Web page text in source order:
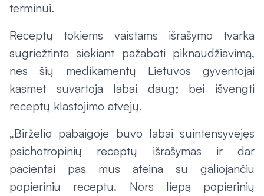
terminui.
Receptų tokiems vaistams išrašymo tvarka
sugriežtinta siekiant pažaboti piknaudžiavimą,
nes šių medikamentų Lietuvos gyventojai
kasmet suvartoja labai daug; bei išvengti
receptų klastojimo atvejų.
„Birželio pabaigoje buvo labai suintensyvėjęs
psichotropinių receptų išrašymas ir dar
pacientai pas mus ateina su galiojančiu
popieriniu receptu. Nors liepą popierinių